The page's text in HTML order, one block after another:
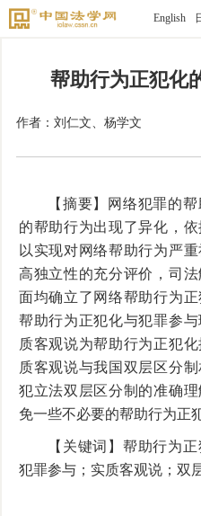
English
帮助行为正犯化
作者： 刘仁文、杨学文
【摘要】网络犯罪的
的帮助行为出现了异化，
以实现对网络帮助行为严
高独立性的充分评价，司
面均确立了网络帮助行为正
帮助行为正犯化与犯罪参
质客观说为帮助行为正犯
质客观说与我国双层区分
犯立法双层区分制的准确
免一些不必要的帮助行为正
【关键词】帮助行为
犯罪参与；实质客观说；双